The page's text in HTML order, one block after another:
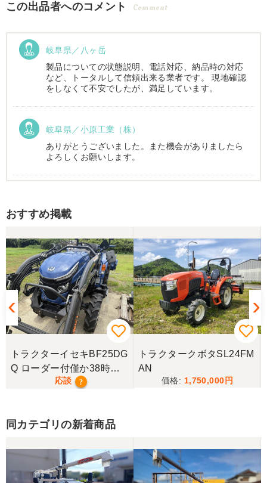
この出品者へのコメント Comment
岐阜県／八ヶ岳
製品についての状態説明、電話対応、納品時の対応
など、トータルして信頼出来る業者です。 現地確認
をしなくて不安でしたが、満足しています。
岐阜県／小原工業（株）
ありがとうございました。また機会がありましたら
よろしくお願いします。
西川さま。電話対応から自社納車まで丁寧で信頼で
きる方です。農機はまたこちらで購入したいです。
岐阜県／
完璧に整備されており、対応も親切で丁寧。配送ま
で自社で対応してくださり本当にありがとうござい
ました。次回もこちらで購入させて頂きます。
今回もしっかり整備整備をしてくださり安心です大
事に長く使わせていただきますありがとうございま
岐阜県／田畑
ただきましたありがとうございます
おすすめ掲載
トラクターイセキBF25DG
Q ローダー付僅か38時
間！極上！現行モデル！
応談 ?
トラクタークボタSL24FM
AN
1,750,000
同カテゴリの新着商品